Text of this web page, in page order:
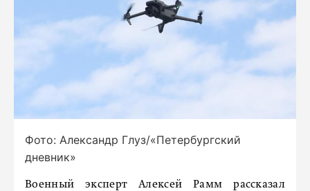
Фото: Александр Глуз/«Петербургский
дневник»
Военный эксперт Алексей Рамм рассказал